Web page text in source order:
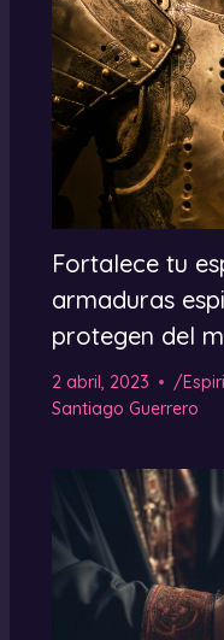
Fortalece tu
armaduras
protegen del
2 abril, 2023 /
Santiago Guerrero